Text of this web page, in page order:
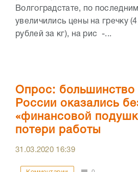
Волгоградстате, по
увеличились цены на гречку
рублей за кг), на рис -...
Опрос: большинство
России оказались
«финансовой
потери работы
31.03.2020 16:39